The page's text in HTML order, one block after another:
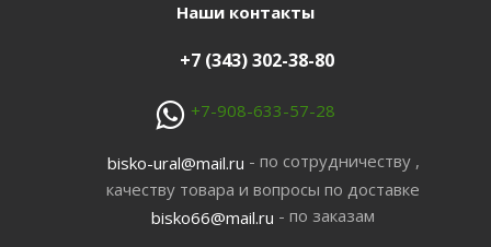
Наши контакты
+7 (343) 302-38-80
+7-908-633-57-28
bisko-ural@mail.ru - по сотрудничеству ,
качеству товара и вопросы по доставке
bisko66@mail.ru - по заказам